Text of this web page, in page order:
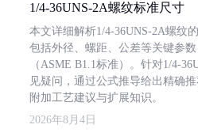
1/4-36UNS-2A螺纹标准尺寸
本文详细解析1/4-36UNS-2A螺纹
包括外径、螺距、公差等关键参
（ASME B1.1标准）。针对1/4-
见疑问，通过公式推导给出精确
附加工艺建议与扩展知识。
2026年8月4日